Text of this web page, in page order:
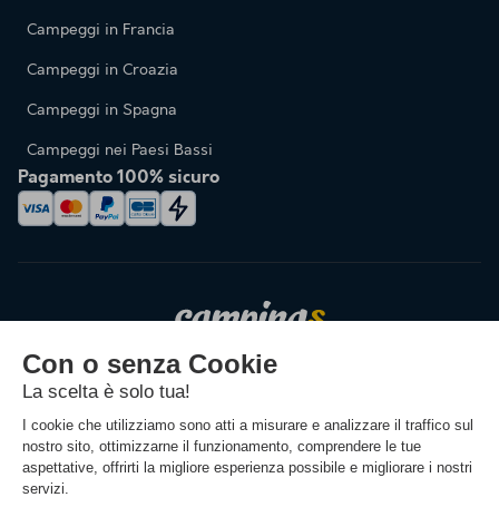
Campeggi in Francia
Campeggi in Croazia
Campeggi in Spagna
Campeggi nei Paesi Bassi
Pagamento 100% sicuro
Cambiare la lingua